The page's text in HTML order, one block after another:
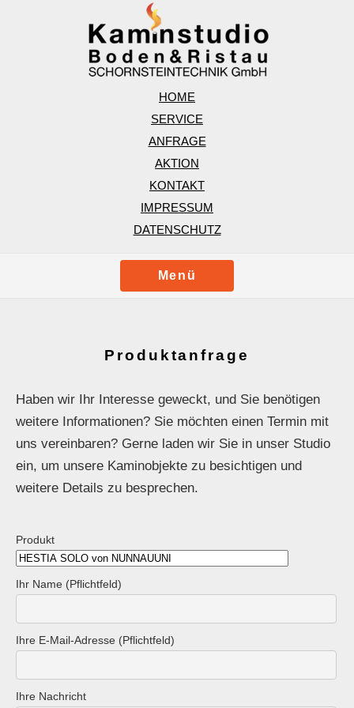
HOME
SERVICE
ANFRAGE
AKTION
KONTAKT
IMPRESSUM
DATENSCHUTZ
Menü
Produktanfrage
Haben wir Ihr Interesse geweckt, und Sie benötigen
weitere Informationen? Sie möchten einen Termin mit
uns vereinbaren? Gerne laden wir Sie in unser Studio
ein, um unsere Kaminobjekte zu besichtigen und
weitere Details zu besprechen.
Produkt
Ihr Name (Pflichtfeld)
Ihre E-Mail-Adresse (Pflichtfeld)
Ihre Nachricht